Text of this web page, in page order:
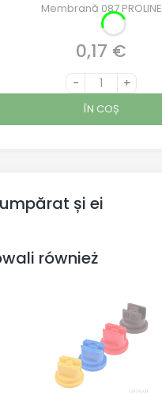
Membrană 087 PROLINE
Preț
0,17 €
- +
ÎN COȘ
și ei
również